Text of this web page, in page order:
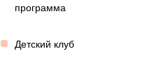
программа
Детский клуб